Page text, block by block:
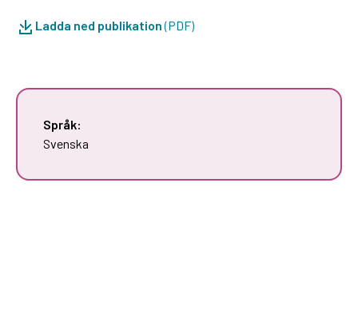
Ladda ned publikation(PDF)
Språk:
Svenska